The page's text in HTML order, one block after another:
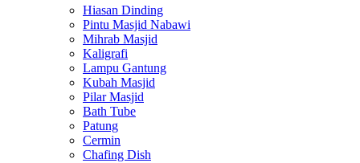
Hiasan Dinding
Pintu Masjid Nabawi
Mihrab Masjid
Kaligrafi
Lampu Gantung
Kubah Masjid
Pilar Masjid
Bath Tube
Patung
Cermin
Chafing Dish